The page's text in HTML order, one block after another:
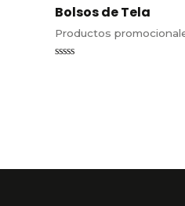
Bolsos de Tela
Productos